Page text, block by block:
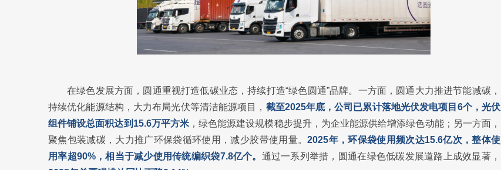
在绿色发展方面，圆通重视打造低碳业态，持续打造“绿色圆通”品牌。一方面，圆通大力推进节能减碳，
持续优化能源结构，大力布局光伏等清洁能源项目， 截至2025年底，公司已累计落地光伏发电项目6个，光伏
组件铺设总面积达到15.6万平方米，绿色能源建设规模稳步提升，为企业能源供给增添绿色动能；另一方面，
聚焦包装减碳，大力推广环保袋循环使用，减少胶带使用量。2025年，环保袋使用频次达15.6亿次，整体使
用率超90%，相当于减少使用传统编织袋7.8亿个。 通过一系列举措，圆通在绿色低碳发展道路上成效显著，